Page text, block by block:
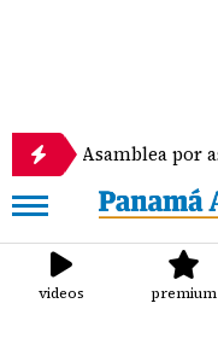
por asignar
videos premium